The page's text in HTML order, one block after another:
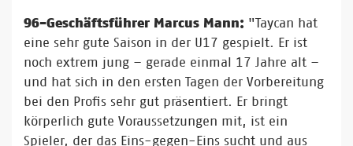
96-Geschäftsführer Marcus Mann: "Taycan hat
eine sehr gute Saison in der U17 gespielt. Er ist
noch extrem jung – gerade einmal 17 Jahre alt –
und hat sich in den ersten Tagen der Vorbereitung
bei den Profis sehr gut präsentiert. Er bringt
körperlich gute Voraussetzungen mit, ist ein
Spieler, der das Eins-gegen-Eins sucht und aus